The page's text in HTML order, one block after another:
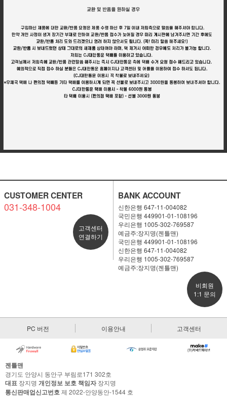
CUSTOMER CENTER
031-348-1004
고객센터
연결하기
BANK ACCOUNT
신한은행 647-11-004082
국민은행 449901-01-108196
우리은행 1005-302-769587
예금주:장지명(젠틀맨)
국민은행 449901-01-108196
신한은행 647-11-004082
우리은행 1005-302-769587
예금주:장지명(젠틀맨)
비회원
1:1 문의
PC 버전 이용안내 고객센터
젠틀맨
경기도 안양시 동안구 부림로171 302호
대표 장지명 개인정보 보호 책임자장지명
통신판매업신고번호제 2022-안양동안-1544 호